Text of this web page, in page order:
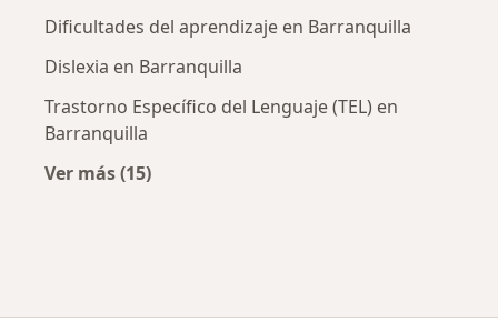
Dificultades del aprendizaje en Barranquilla
Dislexia en Barranquilla
Trastorno Específico del Lenguaje (TEL) en
Barranquilla
Ver más (15)